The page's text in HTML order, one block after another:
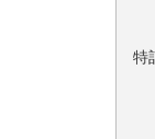
特